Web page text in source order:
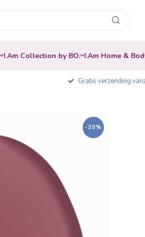
I.Am Collection by BO. I.Am Home &
Gratis verzending
-20%